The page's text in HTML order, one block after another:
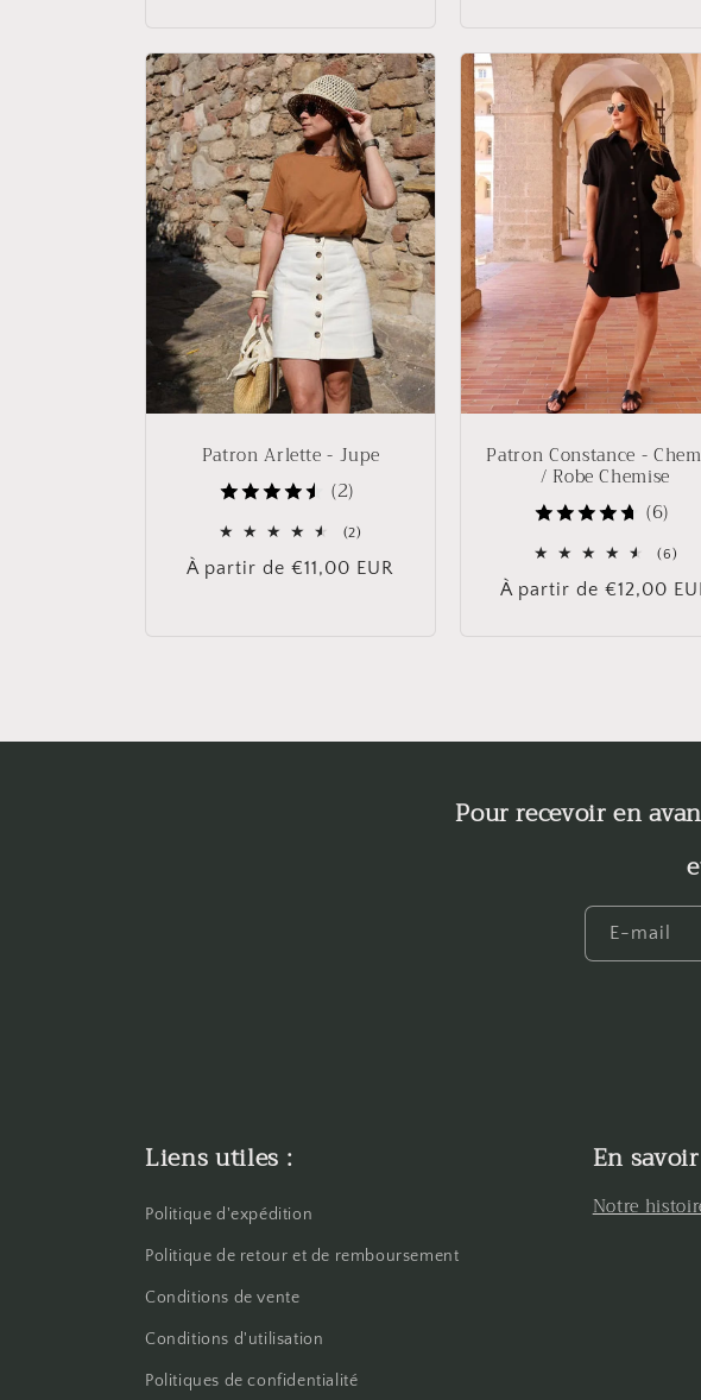
Patron Arlette - Jupe
(2)
(2)
des
Prix
À partir de €11,00 EUR
Patron Constance -
/ Robe Chemise
(6)
(6)
des
Prix
À partir de €12,00
Pour recevoir en
E-mail
Liens utiles :
Politique d'expédition
Politique de retour et de remboursement
Conditions de vente
Conditions d'utilisation
Politiques de confidentialité
En
Notre